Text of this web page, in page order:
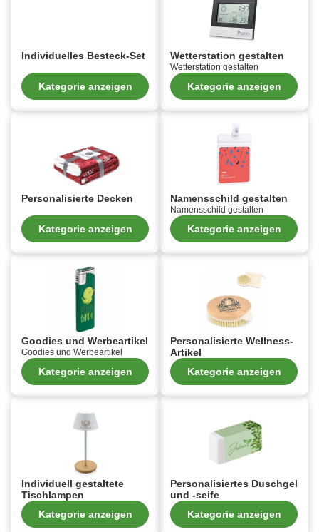
Individuelles Besteck-Set
Kategorie anzeigen
Wetterstation gestalten
Wetterstation gestalten
Kategorie anzeigen
Personalisierte Decken
Kategorie anzeigen
Namensschild gestalten
Namensschild gestalten
Kategorie anzeigen
Goodies und Werbeartikel
Goodies und Werbeartikel
Kategorie anzeigen
Personalisierte Wellness-
Artikel
Kategorie anzeigen
Individuell gestaltete
Tischlampen
Kategorie anzeigen
Personalisiertes Duschgel
und -seife
Kategorie anzeigen